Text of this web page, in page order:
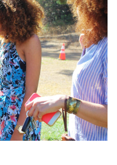
Fashion Week